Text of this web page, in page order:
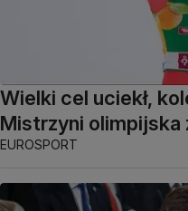
Wielki cel uciekł,
Mistrzyni olimpijska
EUROSPORT